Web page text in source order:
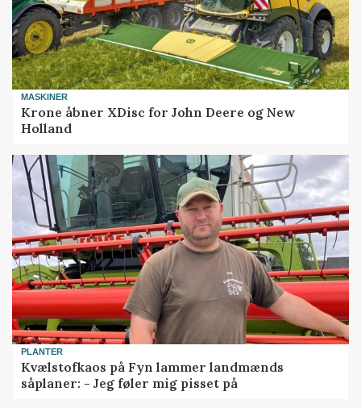
MASKINER
Krone åbner XDisc for John Deere og New
Holland
PLANTER
Kvælstofkaos på Fyn lammer landmænds
såplaner: - Jeg føler mig pisset på